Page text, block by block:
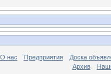
О нас Предприятия
Доска
Архив